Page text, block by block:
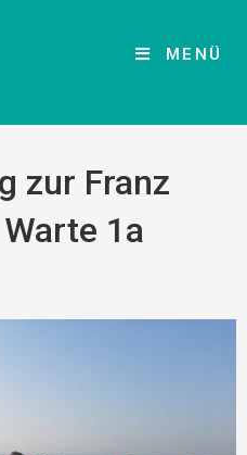
MENÜ
zur Franz
1a